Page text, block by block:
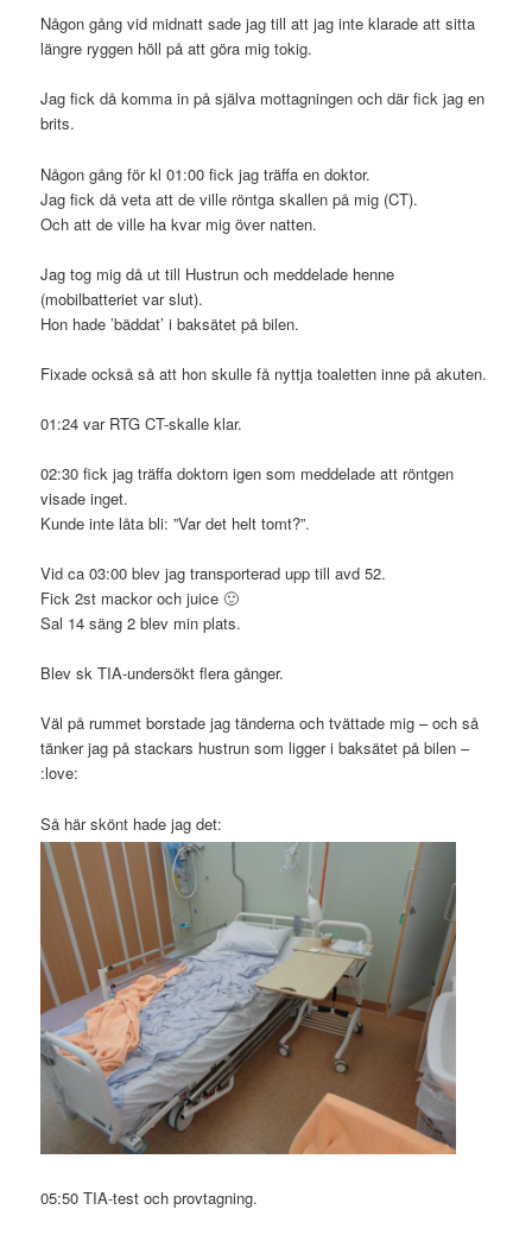
Någon gång vid midnatt sade jag till att jag inte klarade att sitta
längre ryggen höll på att göra mig tokig.
Jag fick då komma in på själva mottagningen och där fick jag en
brits.
Någon gång för kl 01:00 fick jag träffa en doktor.
Jag fick då veta att de ville röntga skallen på mig (CT).
Och att de ville ha kvar mig över natten.
Jag tog mig då ut till Hustrun och meddelade henne
(mobilbatteriet var slut).
Hon hade ’bäddat’ i baksätet på bilen.
Fixade också så att hon skulle få nyttja toaletten inne på akuten.
01:24 var RTG CT-skalle klar.
02:30 fick jag träffa doktorn igen som meddelade att röntgen
visade inget.
Kunde inte låta bli: ”Var det helt tomt?”.
Vid ca 03:00 blev jag transporterad upp till avd 52.
Fick 2st mackor och juice 🙂
Sal 14 säng 2 blev min plats.
Blev sk TIA-undersökt flera gånger.
Väl på rummet borstade jag tänderna och tvättade mig – och så
tänker jag på stackars hustrun som ligger i baksätet på bilen –
:love:
Så här skönt hade jag det:
05:50 TIA-test och provtagning.